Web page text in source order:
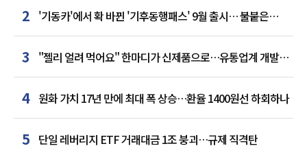
2 '기동카'에서 확 바뀐 '기후동행패스' 9월 출시… 불붙은
카드사 경쟁
3
"젤리 얼려 먹어요" 한마디가 신제품으로…유통업계 개발실
된 SNS
4 원화 가치 17년 만에 최대 폭 상승…환율 1400원선 하회하나
5 단일 레버리지 ETF 거래대금 1조 붕괴…규제 직격탄